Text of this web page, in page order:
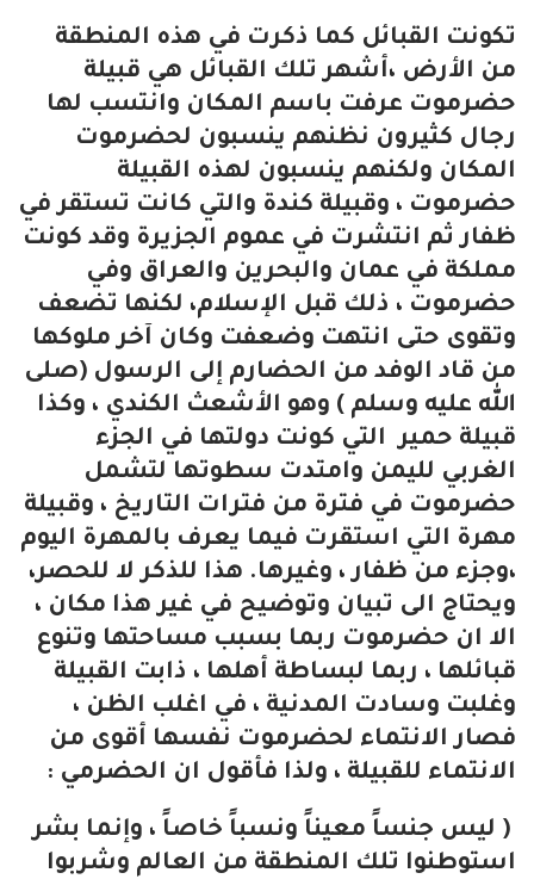
تكونت القبائل كما ذكرت في هذه المنطقة
من الأرض ،أشهر تلك القبائل هي قبيلة
حضرموت عرفت باسم المكان وانتسب لها
رجال كثيرون نظنهم ينسبون لحضرموت
المكان ولكنهم ينسبون لهذه القبيلة
حضرموت ، وقبيلة كندة والتي كانت تستقر في
ظفار ثم انتشرت في عموم الجزيرة وقد كونت
مملكة في عمان والبحرين والعراق وفي
حضرموت ، ذلك قبل الإسلام، لكنها تضعف
وتقوى حتى انتهت وضعفت وكان آخر ملوكها
من قاد الوفد من الحضارم إلى الرسول (صلى
الله عليه وسلم ) وهو الأشعث الكندي ، وكذا
قبيلة حمير التي كونت دولتها في الجزء
الغربي لليمن وامتدت سطوتها لتشمل
حضرموت في فترة من فترات التاريخ ، وقبيلة
مهرة التي استقرت فيما يعرف بالمهرة اليوم
،وجزء من ظفار ، وغيرها. هذا للذكر لا للحصر،
ويحتاج الى تبيان وتوضيح في غير هذا مكان ،
الا ان حضرموت ربما بسبب مساحتها وتنوع
قبائلها ، ربما لبساطة أهلها ، ذابت القبيلة
وغلبت وسادت المدنية ، في اغلب الظن ،
فصار الانتماء لحضرموت نفسها أقوى من
الانتماء للقبيلة ، ولذا فأقول ان الحضرمي :
( ليس جنساً معيناً ونسباً خاصاً ، وإنما بشر
استوطنوا تلك المنطقة من العالم وشربوا